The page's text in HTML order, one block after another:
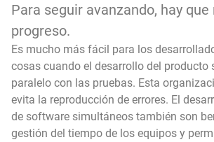
Para seguir avanzando, hay
progreso.
Es mucho más fácil para los
cosas cuando el desarrollo del producto
paralelo con las pruebas. Esta
evita la reproducción de errores. El
de software simultáneos también son
gestión del tiempo de los equipos y